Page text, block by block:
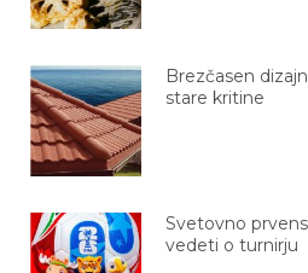
stare kritine
vedeti o turnirju